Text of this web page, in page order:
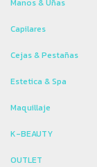
Capilares
Cejas & Pestañas
Estetica & Spa
Maquillaje
K-BEAUTY
OUTLET